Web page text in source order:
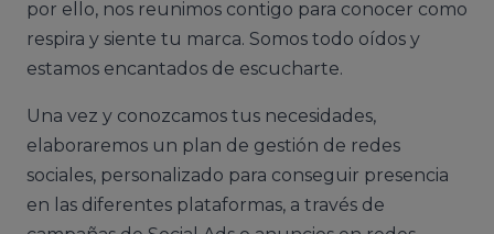
por ello, nos reunimos contigo para conocer como
respira y siente tu marca. Somos todo oídos y
estamos encantados de escucharte.
Una vez y conozcamos tus necesidades,
elaboraremos un plan de gestión de redes
sociales, personalizado para conseguir presencia
en las diferentes plataformas, a través de